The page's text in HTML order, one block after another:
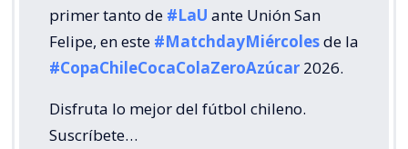
primer tanto de #LaU ante Unión San
Felipe, en este #MatchdayMiércolesde la
#CopaChileCocaColaZeroAzúcar 2026.
Disfruta lo mejor del fútbol chileno.
Suscríbete…